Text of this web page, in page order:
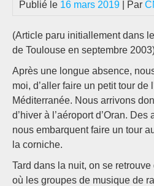
Publié le 16 mars 2019 | Par
(Article paru initiallement dans
de Toulouse en septembre
Après une longue absence,
moi, d’aller faire un petit tour de
Méditerranée. Nous arrivons
d’hiver à l’aéroport d’Oran.
nous embarquent faire un tour
la corniche.
Tard dans la nuit, on se
où les groupes de musique de